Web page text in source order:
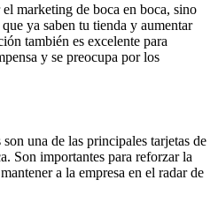
marketing de boca en boca, sino
ya saben tu tienda y aumentar
también es excelente para
y se preocupa por los
una de las principales tarjetas de
Son importantes para reforzar la
a la empresa en el radar de